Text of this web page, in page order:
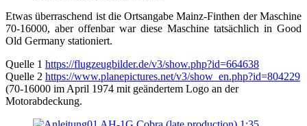
Etwas überraschend ist die Ortsangabe Mainz-Finthen der Maschine
70-16000, aber offenbar war diese Maschine tatsächlich in Good
Old Germany stationiert.
Quelle 1 https://flugzeugbilder.de/v3/show.php?id=664638
Quelle 2 https://www.planepictures.net/v3/show_en.php?id=804229
(70-16000 im April 1974 mit geändertem Logo an der
Motorabdeckung.